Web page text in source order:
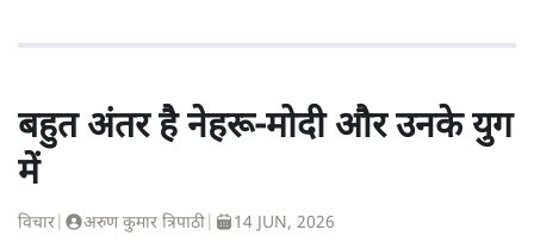
बहुत अंतर है नेहरू-मोदी और उनके युग
में
विचार अरुण कुमार त्रिपाठी 14 JUN, 2026